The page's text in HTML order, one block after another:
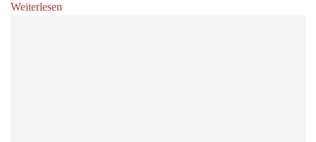
Weiterlesen